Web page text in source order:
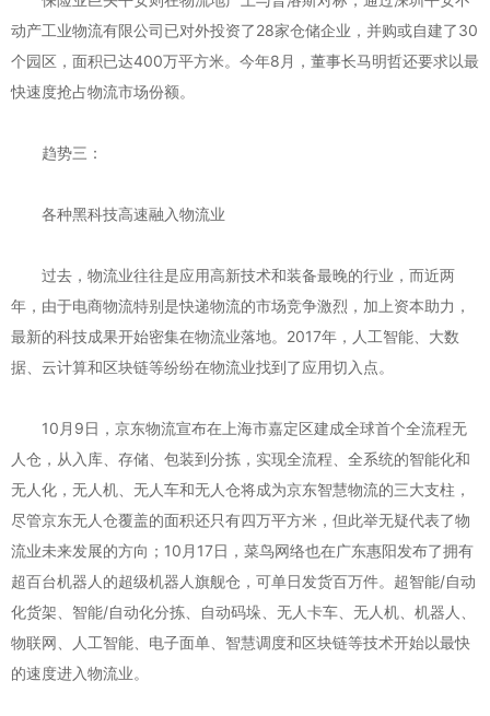
动产工业物流有限公司已对外投资了28家仓储企业，并购或自建了30
个园区，面积已达400万平方米。今年8月，董事长马明哲还要求以最
快速度抢占物流市场份额。
趋势三：
各种黑科技高速融入物流业
过去，物流业往往是应用高新技术和装备最晚的行业，而近两
年，由于电商物流特别是快递物流的市场竞争激烈，加上资本助力，
最新的科技成果开始密集在物流业落地。2017年，人工智能、大数
据、云计算和区块链等纷纷在物流业找到了应用切入点。
10月9日，京东物流宣布在上海市嘉定区建成全球首个全流程无
人仓，从入库、存储、包装到分拣，实现全流程、全系统的智能化和
无人化，无人机、无人车和无人仓将成为京东智慧物流的三大支柱，
尽管京东无人仓覆盖的面积还只有四万平方米，但此举无疑代表了物
流业未来发展的方向；10月17日，菜鸟网络也在广东惠阳发布了拥有
超百台机器人的超级机器人旗舰仓，可单日发货百万件。超智能/自动
化货架、智能/自动化分拣、自动码垛、无人卡车、无人机、机器人、
物联网、人工智能、电子面单、智慧调度和区块链等技术开始以最快
的速度进入物流业。